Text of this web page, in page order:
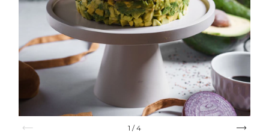
1 /4